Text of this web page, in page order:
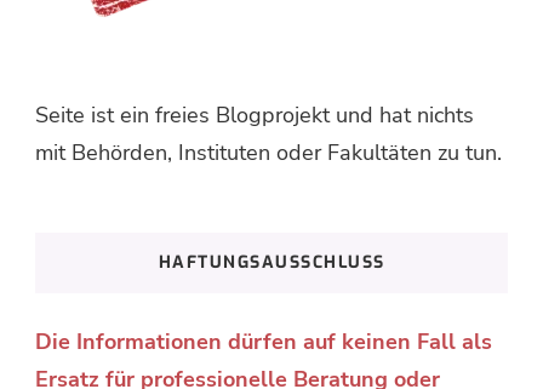
Seite ist ein freies Blogprojekt und hat nichts
mit Behörden, Instituten oder Fakultäten zu tun.
HAFTUNGSAUSSCHLUSS
Die Informationen dürfen auf keinen Fall als
Ersatz für professionelle Beratung oder